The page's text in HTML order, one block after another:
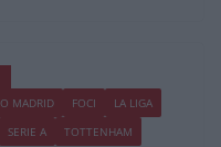
MADRID FOCI
LA LIGA
SERIE A TOTTENHAM